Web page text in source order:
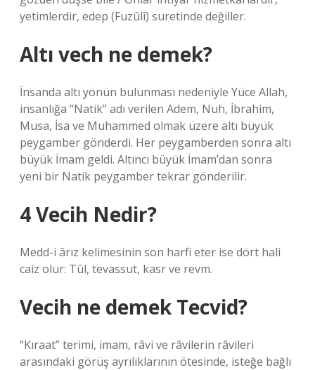
yetimlerdir, edep (Fuzûlî) suretinde değiller.
Altı vech ne demek?
İnsanda altı yönün bulunması nedeniyle Yüce Allah,
insanlığa “Natik” adı verilen Adem, Nuh, İbrahim,
Musa, İsa ve Muhammed olmak üzere altı büyük
peygamber gönderdi. Her peygamberden sonra altı
büyük İmam geldi. Altıncı büyük İmam’dan sonra
yeni bir Natik peygamber tekrar gönderilir.
4 Vecih Nedir?
Medd-i ârız kelimesinin son harfi eter ise dört hali
caiz olur: Tûl, tevassut, kasr ve revm.
Vecih ne demek Tecvid?
“Kıraat” terimi, imam, râvi ve râvilerin râvileri
arasındaki görüş ayrılıklarının ötesinde, isteğe bağlı